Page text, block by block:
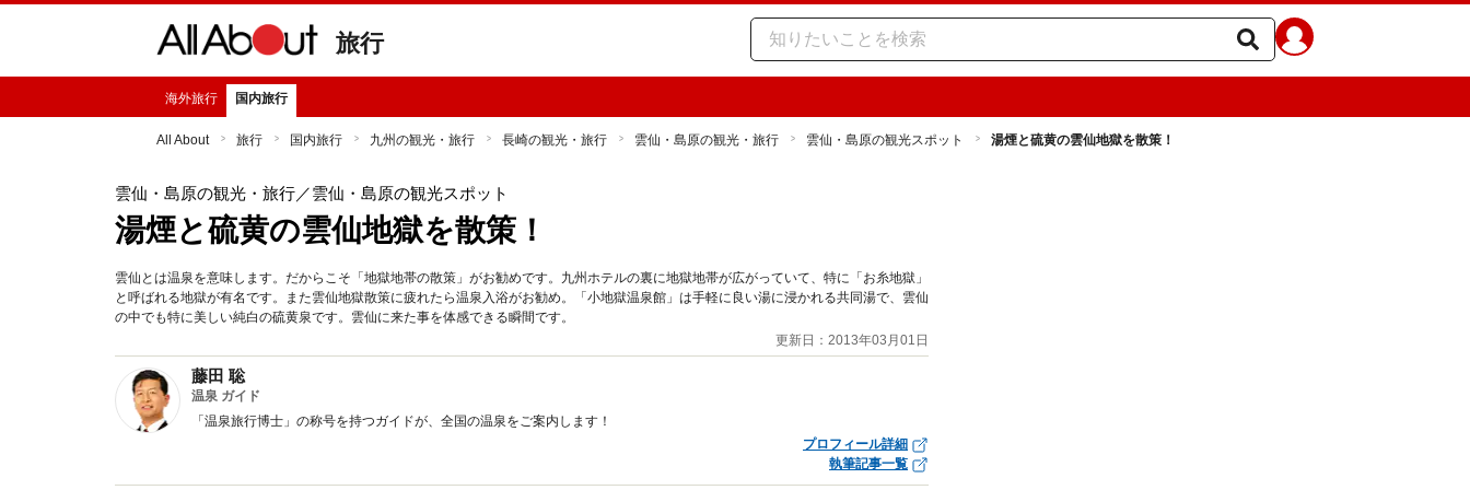
旅行
海外旅行 国内旅行
All About 旅行 国内旅行 九州の観光・旅行 長崎の観光・旅行 雲仙・島原の観光・旅行 雲仙・島原の観光スポット 湯煙と硫黄の雲仙地獄を散策！
雲仙・島原の観光・旅行／雲仙・島原の観光スポット
湯煙と硫黄の雲仙地獄を散策！
雲仙とは温泉を意味します。だからこそ「地獄地帯の散策」がお勧めです。九州ホテルの裏に地獄地帯が広がっていて、特に「お糸地獄」
と呼ばれる地獄が有名です。また雲仙地獄散策に疲れたら温泉入浴がお勧め。「小地獄温泉館」は手軽に良い湯に浸かれる共同湯で、雲仙
の中でも特に美しい純白の硫黄泉です。雲仙に来た事を体感できる瞬間です。
更新日：2013年03月01日
藤田 聡
温泉 ガイド
「温泉旅行博士」の称号を持つガイドが、全国の温泉をご案内します！
プロフィール詳細
執筆記事一覧